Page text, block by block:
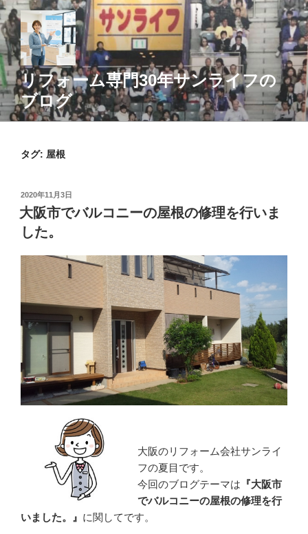
コ
ン
テ
ン
ツ
へ
ス
キ
リフォーム専門30年サンライフの
ブログ
タグ: 屋根
投
稿
日:
2020年11月3日
大阪市でバルコニーの屋根の修理を行いま
した。
大阪のリフォーム会社サンライ
フの夏目です。
今回のブログテーマは 『大阪市
でバルコニーの屋根の修理を行
いました。』 に関してです。